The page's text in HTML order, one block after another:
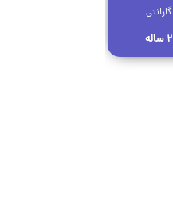
گارانتی
۲ ساله